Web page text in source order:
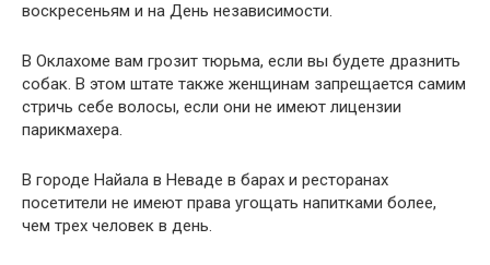
воскресеньям и на День независимости.
В Оклахоме вам грозит тюрьма, если вы будете дразнить
собак. В этом штате также женщинам запрещается самим
стричь себе волосы, если они не имеют лицензии
парикмахера.
В городе Найала в Неваде в барах и ресторанах
посетители не имеют права угощать напитками более,
чем трех человек в день.